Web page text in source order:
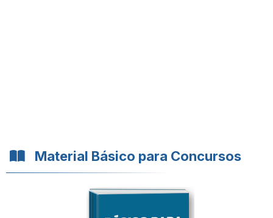
Material Básico para Concursos